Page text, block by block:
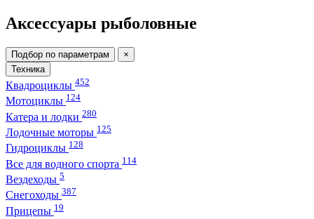
Аксессуары рыболовные
Подбор по параметрам
×
Техника
Квадроциклы 452
Мотоциклы 124
Катера и лодки 280
Лодочные моторы 125
Гидроциклы 128
Все для водного спорта 114
Вездеходы 5
Снегоходы 387
Прицепы 19